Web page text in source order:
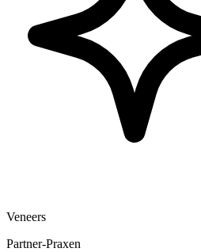
Veneers
Partner-Praxen